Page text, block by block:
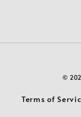
©
Terms of